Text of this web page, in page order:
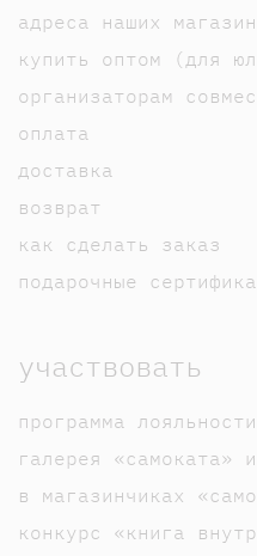
адреса наших
купить оптом (для
организаторам
оплата
доставка
возврат
как сделать заказ
подарочные
участвовать
программа лояльности
галерея «самоката»
в магазинчиках
конкурс «книга